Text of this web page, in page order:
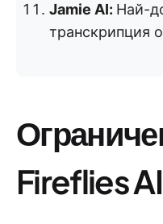
Jamie AI: Най-
транскрипция
Fireflies AI